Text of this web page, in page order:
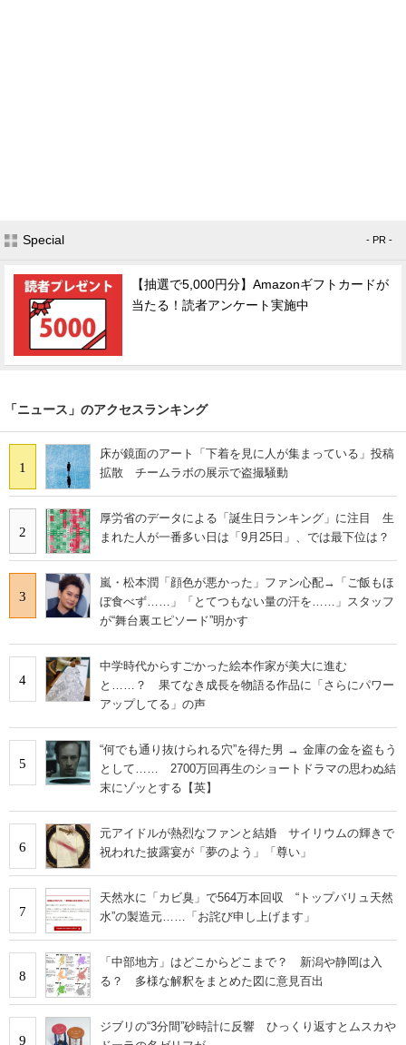
Special - PR -
【抽選で5,000円分】Amazonギフトカードが
当たる！読者アンケート実施中
「ニュース」のアクセスランキング
1
床が鏡面のアート「下着を見に人が集まっている」投稿
拡散 チームラボの展示で盗撮騒動
2
厚労省のデータによる「誕生日ランキング」に注目 生
まれた人が一番多い日は「9月25日」、では最下位は？
3
嵐・松本潤「顔色が悪かった」ファン心配→「ご飯もほ
ぼ食べず……」「とてつもない量の汗を……」スタッフ
が“舞台裏エピソード”明かす
4
中学時代からすごかった絵本作家が美大に進む
と……？ 果てなき成長を物語る作品に「さらにパワー
アップしてる」の声
5
“何でも通り抜けられる穴”を得た男 → 金庫の金を盗もう
として…… 2700万回再生のショートドラマの思わぬ結
末にゾッとする【英】
6
元アイドルが熱烈なファンと結婚 サイリウムの輝きで
祝われた披露宴が「夢のよう」「尊い」
7
天然水に「カビ臭」で564万本回収 “トップバリュ天然
水”の製造元……「お詫び申し上げます」
8
「中部地方」はどこからどこまで？ 新潟や静岡は入
る？ 多様な解釈をまとめた図に意見百出
9
ジブリの“3分間”砂時計に反響 ひっくり返すとムスカや